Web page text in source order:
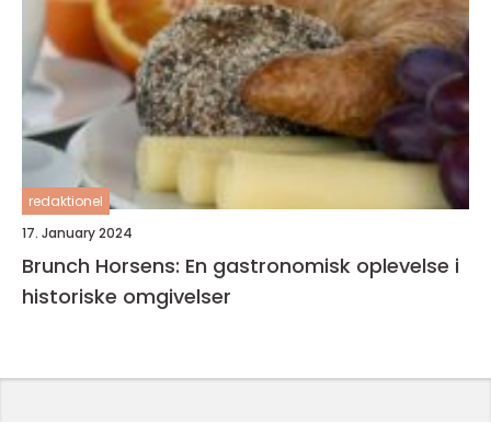
redaktionel
17. January 2024
Brunch Horsens: En gastronomisk oplevelse i
historiske omgivelser